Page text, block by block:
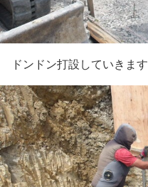
ドンドン打設していきます